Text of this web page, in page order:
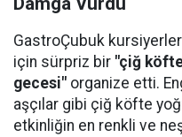
GastroÇubuk
için sürpriz bir "çiğ
gecesi" organize etti.
aşçılar gibi çiğ köfte
etkinliğin en renkli ve